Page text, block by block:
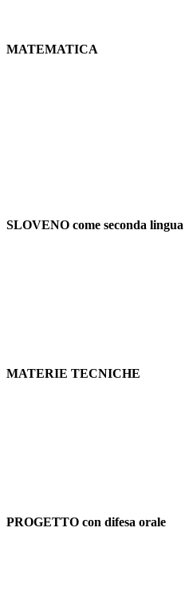
MATEMATICA
SLOVENO come seconda lingua
MATERIE TECNICHE
PROGETTO con difesa orale